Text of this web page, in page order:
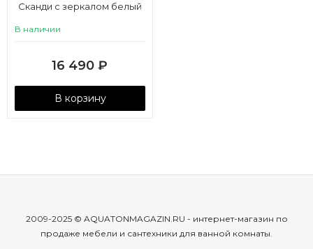
Сканди с зеркалом белый
В наличии
16 490 ₽
В корзину
2009-2025 © AQUATONMAGAZIN.RU - интернет-магазин по
продаже мебели и сантехники для ванной комнаты.